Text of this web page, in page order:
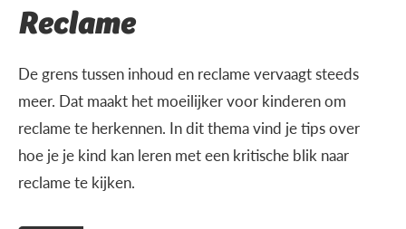
Reclame
De grens tussen inhoud en reclame vervaagt steeds
meer. Dat maakt het moeilijker voor kinderen om
reclame te herkennen. In dit thema vind je tips over
hoe je je kind kan leren met een kritische blik naar
reclame te kijken.